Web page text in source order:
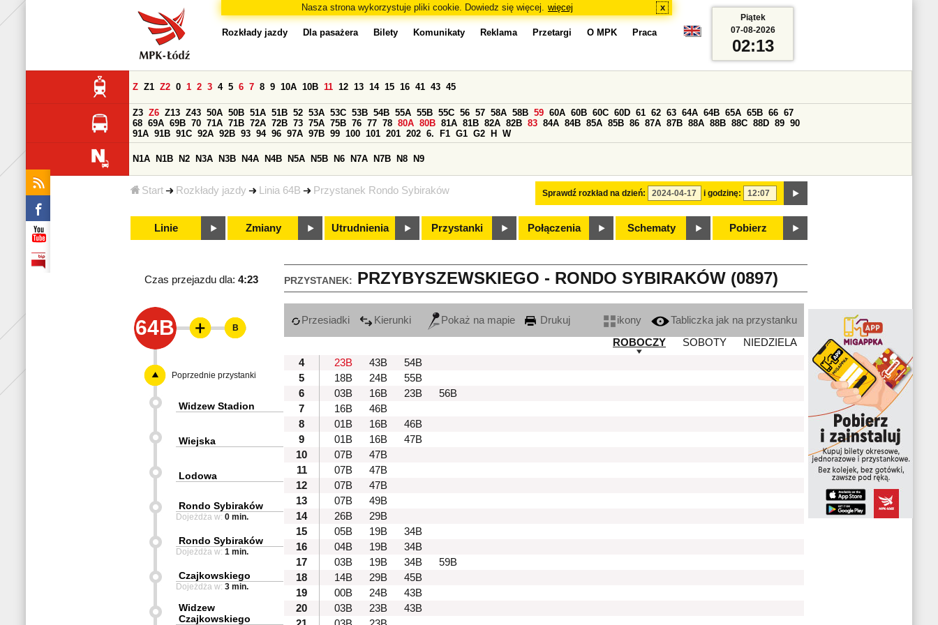
Nasza strona wykorzystuje pliki cookie. Dowiedz się więcej. więcej x
Start Rozkłady jazdy Linia 64B Przystanek Rondo Sybiraków
Rozkłady jazdy Dla pasażera Bilety Komunikaty Reklama Przetargi O MPK Praca
Sprawdź rozkład na dzień: i godzinę:
Z Z1 Z2 0 1 2 3 4 5 6 7 8 9 10A 10B 11 12 13 14 15 16 41 43 45
Z3 Z6 Z13 Z43 50A 50B 51A 51B 52 53A 53C 53B 54B 55A 55B 55C 56 57 58A 58B 59 60A 60B 60C 60D 61 62 63 64A 64B 65A 65B 66 67
68 69A 69B 70 71A 71B 72A 72B 73 75A 75B 76 77 78 80A 80B 81A 81B 82A 82B 83 84A 84B 85A 85B 86 87A 87B 88A 88B 88C 88D 89 90
91A 91B 91C 92A 92B 93 94 96 97A 97B 99 100 101 201 202 6. F1 G1 G2 H W
N1A N1B N2 N3A N3B N4A N4B N5A N5B N6 N7A N7B N8 N9
Linie Zmiany Utrudnienia Przystanki Połączenia Schematy Pobierz
Piątek
07-08-2026
02:13
PRZYSTANEK: PRZYBYSZEWSKIEGO - RONDO SYBIRAKÓW (0897)
Czas przejazdu dla: 4:23
64B Przesiadki Kierunki Pokaż na mapie Drukuj ikony
Tabliczka jak na przystanku
ROBOCZY
SOBOTY
NIEDZIELA
4
23B 43B
54B
5
18B 24B
55B
6
03B 16B 23B
56B
7
16B
46B
8
01B 16B
46B
9
01B 16B
47B
10
07B
47B
11
07B
47B
12
07B
47B
13
07B
49B
14
26B
29B
15
05B 19B
34B
16
04B 19B
34B
17
03B 19B 34B
59B
18
14B 29B
45B
19
00B 24B
43B
20
03B 23B
43B
B
Poprzednie przystanki
Widzew Stadion
Wiejska
Lodowa
Rondo Sybiraków
Dojeżdża w: 0 min.
Rondo Sybiraków
Dojeżdża w: 1 min.
Czajkowskiego
Dojeżdża w: 3 min.
Widzew
Czajkowskiego